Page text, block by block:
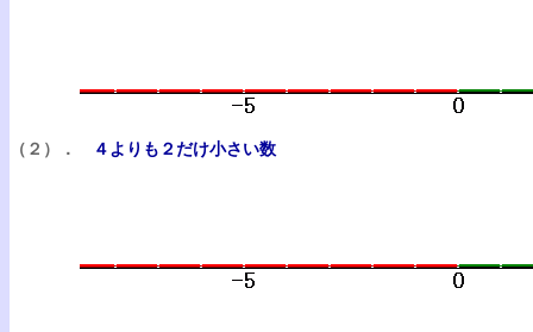
（２）． ４よりも２だけ小さい数